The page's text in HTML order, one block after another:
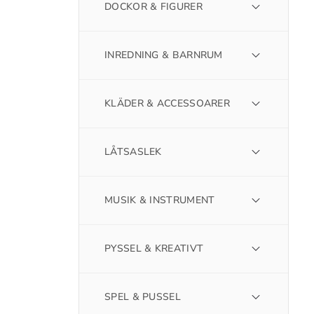
DOCKOR & FIGURER
INREDNING & BARNRUM
KLÄDER & ACCESSOARER
LÅTSASLEK
MUSIK & INSTRUMENT
PYSSEL & KREATIVT
SPEL & PUSSEL